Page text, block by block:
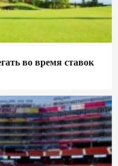
во время ставок